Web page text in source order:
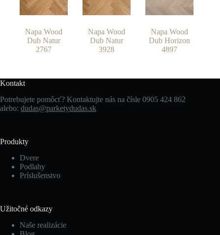
Napa Wood
Dub Natur
2767
Napa Wood
Dub Natur
3928
Napa Wood
Dub Horizon
4897
Kontakt
Potrebujete pomôcť? Kontaktujte nás na čísle 0905 424 862
alebo: dudas@parketydudas.sk
Produkty
Dvere
Podlahy
Príslušenstvo
Užitočné odkazy
Naše realizácie